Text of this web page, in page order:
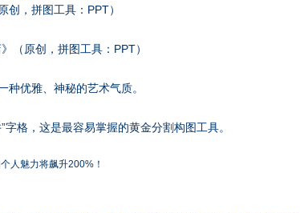
创，拼图工具：PPT）
（原创，拼图工具：PPT）
种优雅、神秘的艺术气质。
格，这是最容易掌握的黄金分割构图工具。